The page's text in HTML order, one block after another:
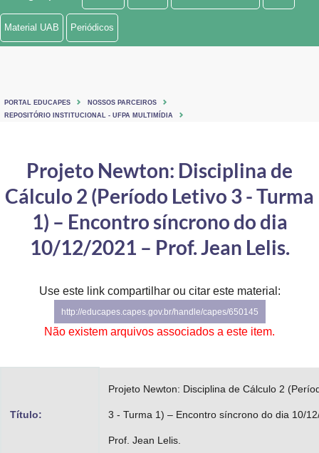
Ministério de Minas e Energia
Ministério do Turismo
Controladoria-Geral da União
Ministério da Mulher, da Família e dos Direitos Humanos
Secretaria-Geral
Gabinete de Segurança Institucional
Advocacia-Geral da União
Material UAB Periódicos
PORTAL EDUCAPES
NOSSOS PARCEIROS
REPOSITÓRIO INSTITUCIONAL - UFPA MULTIMÍDIA
Projeto Newton: Disciplina de
Cálculo 2 (Período Letivo 3 - Turma
1) – Encontro síncrono do dia
10/12/2021 – Prof. Jean Lelis.
Use este link compartilhar ou citar este material:
http://educapes.capes.gov.br/handle/capes/650145
Não existem arquivos associados a este item.
Título:
Projeto Newton: Disciplina de Cálculo 2
3 - Turma 1) – Encontro síncrono do dia 10/
Prof. Jean Lelis.